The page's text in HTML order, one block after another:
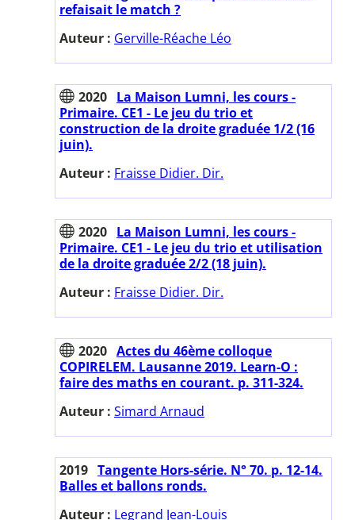
refaisait le match ?
Auteur : Gerville-Réache Léo
2020 La Maison Lumni, les cours -
Primaire. CE1 - Le jeu du trio et
construction de la droite graduée 1/2 (16
juin).
Auteur : Fraisse Didier. Dir.
2020 La Maison Lumni, les cours -
Primaire. CE1 - Le jeu du trio et utilisation
de la droite graduée 2/2 (18 juin).
Auteur : Fraisse Didier. Dir.
2020 Actes du 46ème colloque
COPIRELEM. Lausanne 2019. Learn-O :
faire des maths en courant. p. 311-324.
Auteur : Simard Arnaud
2019 Tangente Hors-série. N° 70. p. 12-14.
Balles et ballons ronds.
Auteur : Legrand Jean-Louis